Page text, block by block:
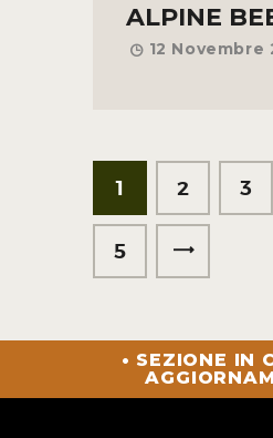
ALPINE
12 Novembre
1 2 3
5
• SEZIONE IN